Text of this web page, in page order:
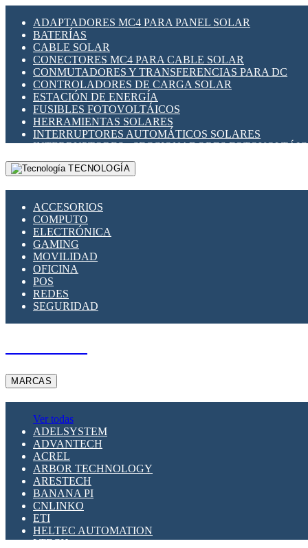
ADAPTADORES MC4 PARA PANEL SOLAR
BATERÍAS
CABLE SOLAR
CONECTORES MC4 PARA CABLE SOLAR
CONMUTADORES Y TRANSFERENCIAS PARA DC
CONTROLADORES DE CARGA SOLAR
ESTACIÓN DE ENERGÍA
FUSIBLES FOTOVOLTÁICOS
HERRAMIENTAS SOLARES
INTERRUPTORES AUTOMÁTICOS SOLARES
INTERRUPTORES - SECCIONADORES
MONTAJE PANEL SOLAR
PORTA FUSIBLES Y SECCIONADORES
TECNOLOGÍA
ACCESORIOS
COMPUTO
ELECTRÓNICA
GAMING
MOVILIDAD
OFICINA
POS
REDES
SEGURIDAD
MARCAS
Ver todas
ADELSYSTEM
ADVANTECH
ACREL
ARBOR TECHNOLOGY
ARESTECH
BANANA PI
CNLINKO
ETI
HELTEC AUTOMATION
LTECH